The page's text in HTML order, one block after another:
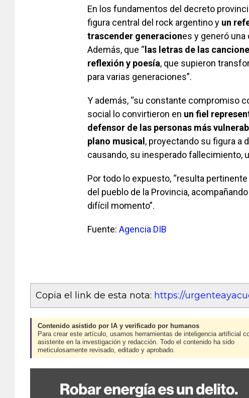
En los fundamentos del decreto
figura central del rock argentino y un
trascender generaciones y generó una
Además, que “ las letras de las
reflexión y poesía, que supieron
para varias generaciones”.
Y además, “su constante compromiso
social lo convirtieron en un fiel
defensor de las personas más
plano musical , proyectando su figura a
causando, su inesperado fallecimiento,
Por todo lo expuesto, “resulta
del pueblo de la Provincia,
difícil momento”.
Fuente: Agencia DIB
Copia el link de esta nota: https://
Contenido asistido por IA y verificado por humanos
Para crear este artículo, usamos herramientas de inteligencia artificial
asistente en la investigación y redacción. Todo el contenido ha sido
meticulosamente revisado, editado y aprobado.